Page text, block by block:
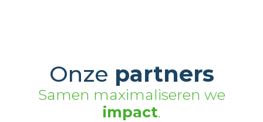
Onze partners
Samen maximaliseren we
impact.